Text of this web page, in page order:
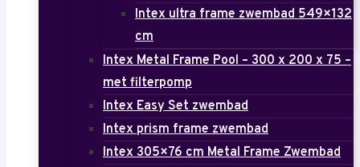
Intex ultra frame zwembad 549×132
cm
Intex Metal Frame Pool – 300 x 200 x 75 –
met filterpomp
Intex Easy Set zwembad
Intex prism frame zwembad
Intex 305×76 cm Metal Frame Zwembad